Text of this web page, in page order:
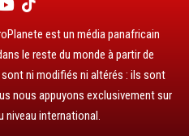
est un média panafricain
le reste du monde à partir de
ni modifiés ni altérés : ils sont
nous appuyons exclusivement sur
niveau international.